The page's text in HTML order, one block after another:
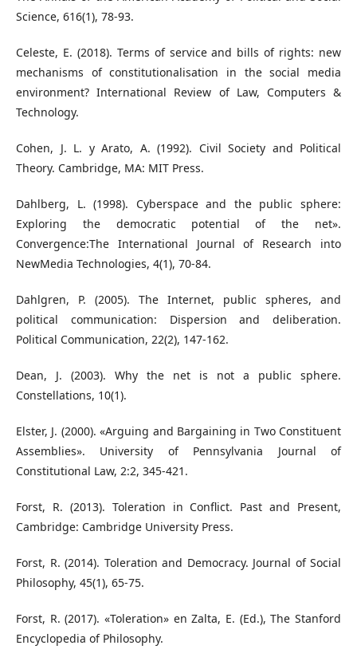
Science, 616(1), 78-93.
Celeste, E. (2018). Terms of service and bills of rights: new
mechanisms of constitutionalisation in the social media
environment? International Review of Law, Computers &
Technology.
Cohen, J. L. y Arato, A. (1992). Civil Society and Political
Theory. Cambridge, MA: MIT Press.
Dahlberg, L. (1998). Cyberspace and the public sphere:
Exploring the democratic potential of the net».
Convergence:The International Journal of Research into
NewMedia Technologies, 4(1), 70-84.
Dahlgren, P. (2005). The Internet, public spheres, and
political communication: Dispersion and deliberation.
Political Communication, 22(2), 147-162.
Dean, J. (2003). Why the net is not a public sphere.
Constellations, 10(1).
Elster, J. (2000). «Arguing and Bargaining in Two Constituent
Assemblies». University of Pennsylvania Journal of
Constitutional Law, 2:2, 345-421.
Forst, R. (2013). Toleration in Conflict. Past and Present,
Cambridge: Cambridge University Press.
Forst, R. (2014). Toleration and Democracy. Journal of Social
Philosophy, 45(1), 65-75.
Forst, R. (2017). «Toleration» en Zalta, E. (Ed.), The Stanford
Encyclopedia of Philosophy.